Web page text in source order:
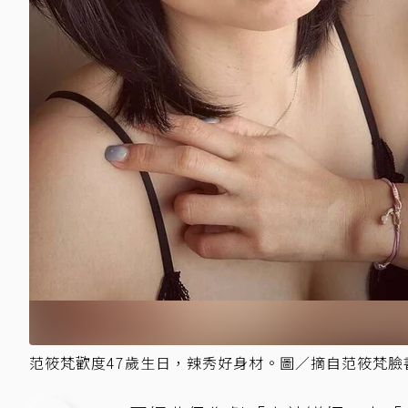
范筱梵歡度47歲生日，辣秀好身材。圖／摘自范筱梵臉